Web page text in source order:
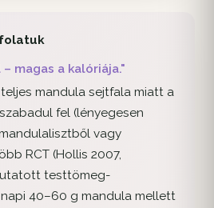
magas a kalóriája."
mandula sejtfala miatt a
fel (lényegesen
vagy
RCT (Hollis 2007,
testtömeg-
40–60 g mandula mellett